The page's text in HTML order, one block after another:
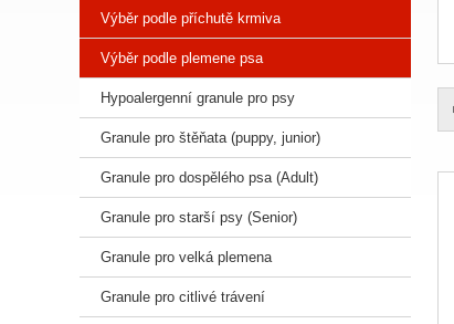
Výběr podle příchutě krmiva
Výběr podle plemene psa
Hypoalergenní granule pro psy
Granule pro štěňata (puppy, junior)
Granule pro dospělého psa (Adult)
Granule pro starší psy (Senior)
Granule pro velká plemena
Granule pro citlivé trávení